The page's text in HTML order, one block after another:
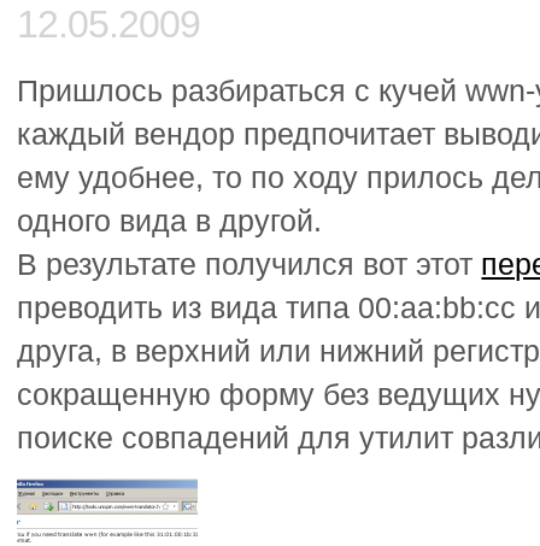
12.05.2009
Пришлось разбираться с кучей wwn-
каждый вендор предпочитает
ему удобнее, то по ходу прилось
одного вида в другой.
В результате получился вот этот
преводить из вида типа 00:aa:bb:cc
друга, в верхний или нижний
сокращенную форму без ведущих
поиске совпадений для утилит